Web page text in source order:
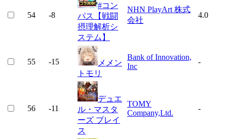
54 -8
#コン
パス【戦闘
摂理解析シ
ステム】
NHN PlayArt 株式
会社
4.0
55 -15
メメン
トモリ
Bank of Innovation,
Inc
-
56 -11
デュエ
ル・マスタ
ーズ プレイ
ス
TOMY
Company,Ltd.
-